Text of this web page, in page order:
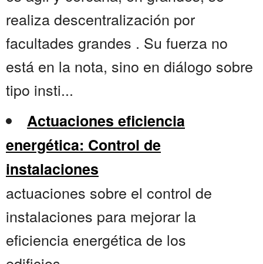
realiza descentralización por
facultades grandes . Su fuerza no
está en la nota, sino en diálogo sobre
tipo insti...
Actuaciones eficiencia
energética: Control de
instalaciones
actuaciones sobre el control de
instalaciones para mejorar la
eficiencia energética de los